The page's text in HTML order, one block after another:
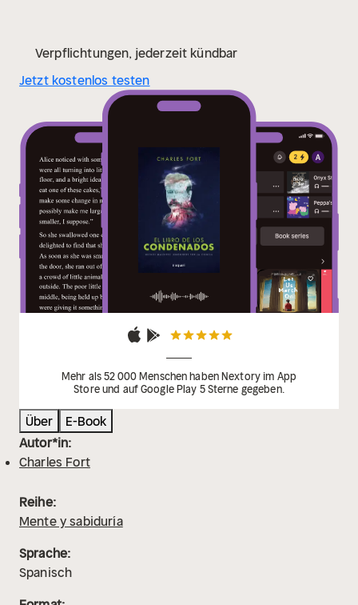
Verpflichtungen, jederzeit kündbar
Jetzt kostenlos testen
Mehr als 52 000 Menschen haben Nextory im App
Store und auf Google Play 5 Sterne gegeben.
Über
E-Book
Autor*in:
Charles Fort
Reihe:
Mente y sabiduría
Sprache:
Spanisch